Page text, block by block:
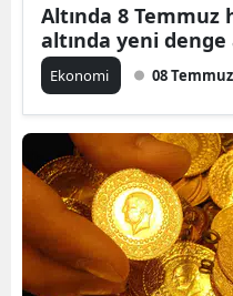
Altında 8
altında yeni denge
Ekonomi 08